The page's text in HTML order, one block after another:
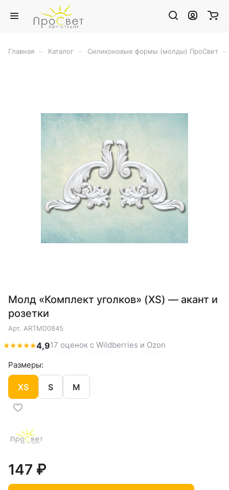
Главная Каталог Силиконовые формы (молды) ПроСвет
Молд «Комплект уголков» (XS) — акант и
розетки
Арт. ARTMD0845
★★★★★4,917 оценок с Wildberries и Ozon
Размеры:
XS S M
147 ₽